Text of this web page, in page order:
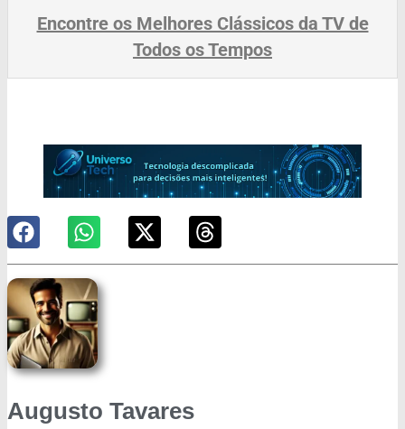
Encontre os Melhores Clássicos da TV de
Todos os Tempos
Augusto Tavares